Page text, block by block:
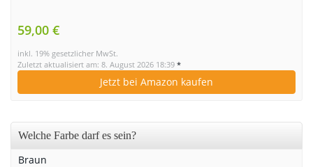
59,00 €
inkl. 19% gesetzlicher MwSt.
Zuletzt aktualisiert am: 8. August 2026 18:39 *
Jetzt bei Amazon kaufen
Welche Farbe darf es sein?
Braun